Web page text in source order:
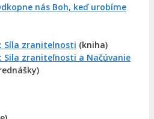
nás Boh, keď urobíme
Síla zranitelnosti (kniha)
Sila zraniteľnosti a Načúvanie